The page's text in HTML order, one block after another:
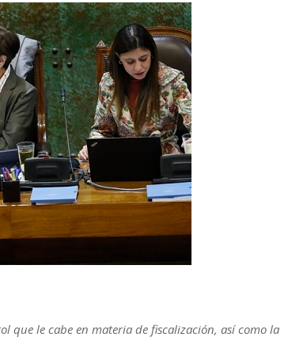
que le cabe en materia de fiscalización, así como la